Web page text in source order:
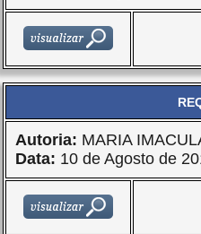
Autoria: MARIA
Data: 10 de Agosto de